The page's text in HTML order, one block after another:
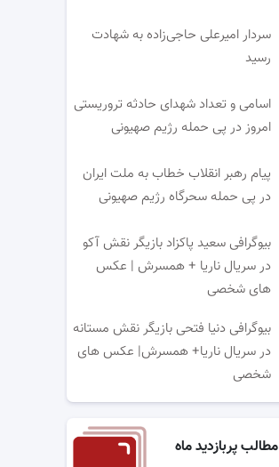
سردار امیرعلی حاجی‌زاده به شهادت
رسید
اسامی و تعداد شهدای حادثه تروریستی
امروز در پی حمله رژیم صهیونی
پیام رهبر انقلاب خطاب به ملت ایران
در پی حمله سحرگاه رژیم صهیونی
بیوگرافی سعید پاکزاد بازیگر نقش آکو
در سریال ناریا + همسرش | عکس
های شخصی
بیوگرافی دنیا فتحی بازیگر نقش مستانه
در سریال ناریا+ همسرش| عکس های
شخصی
مطالب پربازدید ماه